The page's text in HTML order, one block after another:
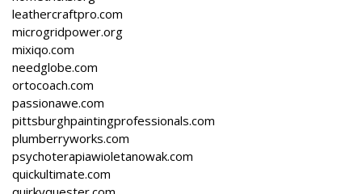
leathercraftpro.com
microgridpower.org
mixiqo.com
needglobe.com
ortocoach.com
passionawe.com
pittsburghpaintingprofessionals.com
plumberryworks.com
psychoterapiawioletanowak.com
quickultimate.com